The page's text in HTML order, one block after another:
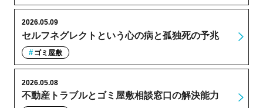
セルフネグレクトという心の病と孤独死の予兆
2026.05.09
ゴミ屋敷
不動産トラブルとゴミ屋敷相談窓口の解決能力
2026.05.08